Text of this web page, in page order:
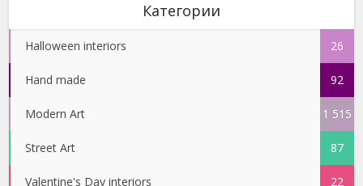
Категории
Halloween interiors 26
Hand made 92
Modern Art 1 515
Street Art 87
Valentine's Day interiors 22